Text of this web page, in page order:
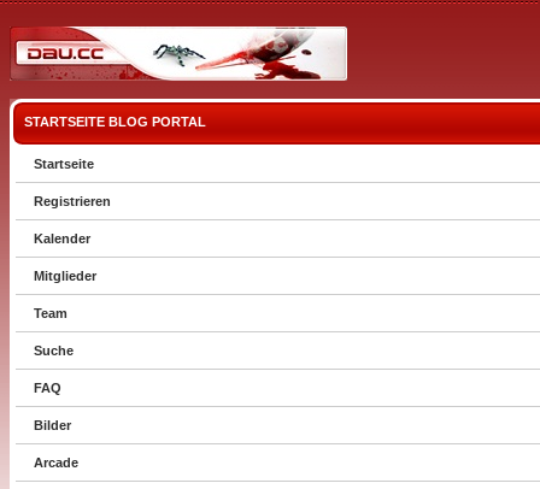
STARTSEITE BLOG PORTAL
Startseite
Registrieren
Kalender
Mitglieder
Team
Suche
FAQ
Bilder
Arcade